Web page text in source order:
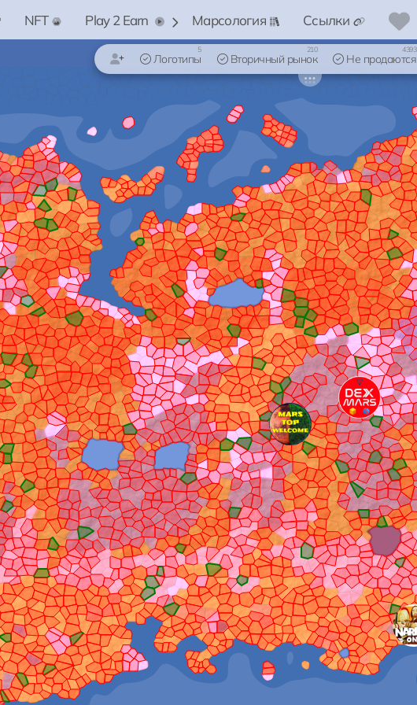
NFT Play 2 Earn Марсология Ссылки
Логотипы
5
Вторичный рынок
210
Не продаются
4393